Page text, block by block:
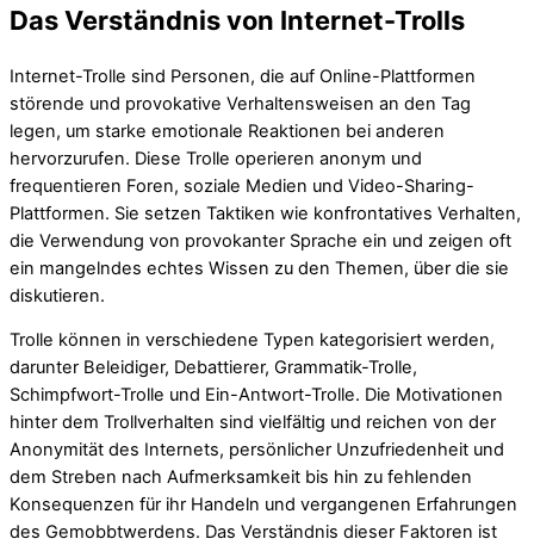
Das Verständnis von Internet-Trolls
Internet-Trolle sind Personen, die auf Online-Plattformen
störende und provokative Verhaltensweisen an den Tag
legen, um starke emotionale Reaktionen bei anderen
hervorzurufen. Diese Trolle operieren anonym und
frequentieren Foren, soziale Medien und Video-Sharing-
Plattformen. Sie setzen Taktiken wie konfrontatives Verhalten,
die Verwendung von provokanter Sprache ein und zeigen oft
ein mangelndes echtes Wissen zu den Themen, über die sie
diskutieren.
Trolle können in verschiedene Typen kategorisiert werden,
darunter Beleidiger, Debattierer, Grammatik-Trolle,
Schimpfwort-Trolle und Ein-Antwort-Trolle. Die Motivationen
hinter dem Trollverhalten sind vielfältig und reichen von der
Anonymität des Internets, persönlicher Unzufriedenheit und
dem Streben nach Aufmerksamkeit bis hin zu fehlenden
Konsequenzen für ihr Handeln und vergangenen Erfahrungen
des Gemobbtwerdens. Das Verständnis dieser Faktoren ist